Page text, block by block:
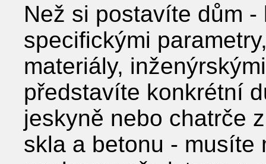
Než si postavíte dům
specifickými
materiály,
představíte konkrétní
jeskyně nebo chatrče
skla a betonu - musíte